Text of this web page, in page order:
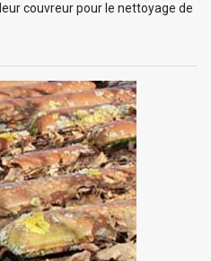
couvreur pour le nettoyage de